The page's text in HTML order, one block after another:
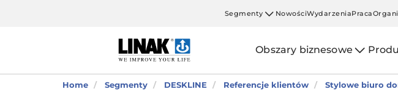
Segmenty NowościWydarzeniaPraca
Obszary biznesowe
Home Segmenty DESKLINE Referencje klientów Stylowe biuro